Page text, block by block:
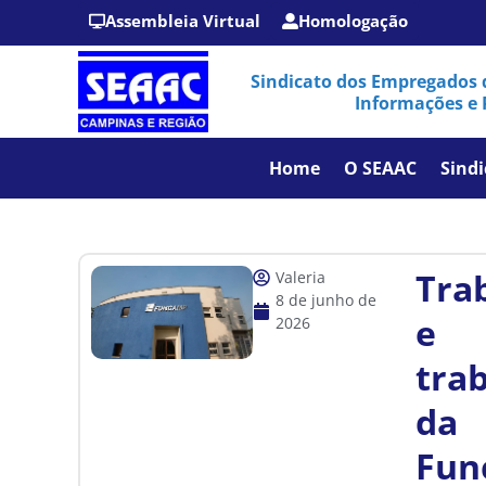
Assembleia Virtual Homologação
Sindicato dos Empregados
Informações e
Home O SEAAC
Valeria
8 de junho de
2026
e
da